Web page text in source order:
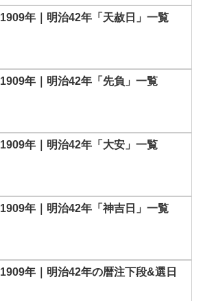
1909年｜明治42年「天赦日」一覧
1909年｜明治42年「先負」一覧
1909年｜明治42年「大安」一覧
1909年｜明治42年「神吉日」一覧
1909年｜明治42年の暦注下段&選日